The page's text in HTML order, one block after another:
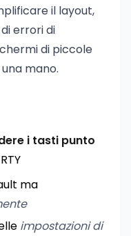
il layout,
errori di
di piccole
mano.
i tasti punto
ma
impostazioni di